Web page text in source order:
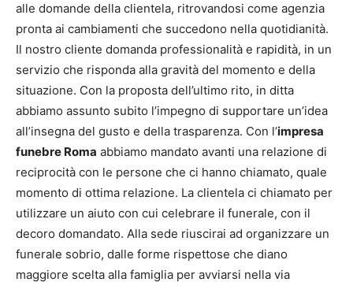
alle domande della clientela, ritrovandosi come agenzia
pronta ai cambiamenti che succedono nella quotidianità.
Il nostro cliente domanda professionalità e rapidità, in un
servizio che risponda alla gravità del momento e della
situazione. Con la proposta dell’ultimo rito, in ditta
abbiamo assunto subito l’impegno di supportare un’idea
all’insegna del gusto e della trasparenza. Con l’impresa
funebre Roma abbiamo mandato avanti una relazione di
reciprocità con le persone che ci hanno chiamato, quale
momento di ottima relazione. La clientela ci chiamato per
utilizzare un aiuto con cui celebrare il funerale, con il
decoro domandato. Alla sede riuscirai ad organizzare un
funerale sobrio, dalle forme rispettose che diano
maggiore scelta alla famiglia per avviarsi nella via